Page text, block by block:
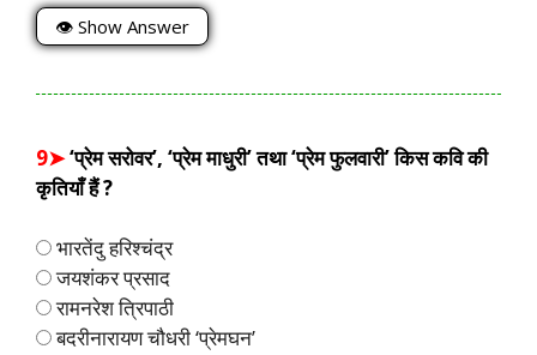
👁 Show Answer
9➤‘प्रेम सरोवर’, ‘प्रेम माधुरी’ तथा ‘प्रेम फुलवारी’ किस कवि की
कृतियाँ हैं ?
भारतेंदु हरिश्चंद्र
जयशंकर प्रसाद
रामनरेश त्रिपाठी
बदरीनारायण चौधरी ‘प्रेमघन’